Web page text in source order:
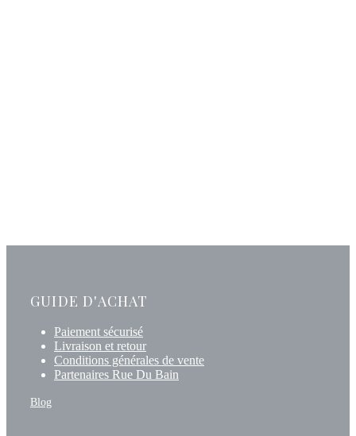
GUIDE D'ACHAT
Paiement sécurisé
Livraison et retour
Conditions générales de vente
Partenaires Rue Du Bain
Blog